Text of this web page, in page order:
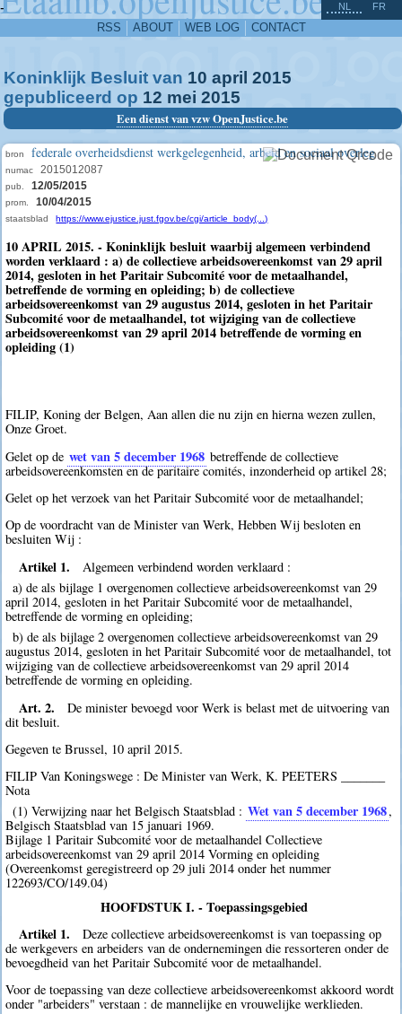
-
RSS ABOUT WEB LOG CONTACT
NL FR
Koninklijk Besluit van 10 april 2015
gepubliceerd op 12 mei 2015
Een dienst van vzw OpenJustice.be
bron federale overheidsdienst werkgelegenheid, arbeid en sociaal overleg
numac 2015012087
pub. 12/05/2015
prom. 10/04/2015
staatsblad https://www.ejustice.just.fgov.be/cgi/article_body(...)
10 APRIL 2015. - Koninklijk besluit waarbij algemeen verbindend
worden verklaard : a) de collectieve arbeidsovereenkomst van 29 april
2014, gesloten in het Paritair Subcomité voor de metaalhandel,
betreffende de vorming en opleiding; b) de collectieve
arbeidsovereenkomst van 29 augustus 2014, gesloten in het Paritair
Subcomité voor de metaalhandel, tot wijziging van de collectieve
arbeidsovereenkomst van 29 april 2014 betreffende de vorming en
opleiding (1)
FILIP, Koning der Belgen, Aan allen die nu zijn en hierna wezen zullen,
Onze Groet.
Gelet op de wet van 5 december 1968 betreffende de collectieve
arbeidsovereenkomsten en de paritaire comités, inzonderheid op artikel 28;
Gelet op het verzoek van het Paritair Subcomité voor de metaalhandel;
Op de voordracht van de Minister van Werk, Hebben Wij besloten en
besluiten Wij :
Artikel 1.
Algemeen verbindend worden verklaard :
a) de als bijlage 1 overgenomen collectieve arbeidsovereenkomst van 29
april 2014, gesloten in het Paritair Subcomité voor de metaalhandel,
betreffende de vorming en opleiding;
b) de als bijlage 2 overgenomen collectieve arbeidsovereenkomst van 29
augustus 2014, gesloten in het Paritair Subcomité voor de metaalhandel, tot
wijziging van de collectieve arbeidsovereenkomst van 29 april 2014
betreffende de vorming en opleiding.
Art. 2.
De minister bevoegd voor Werk is belast met de uitvoering van
dit besluit.
Gegeven te Brussel, 10 april 2015.
FILIP Van Koningswege : De Minister van Werk, K. PEETERS _______
Nota
(1) Verwijzing naar het Belgisch Staatsblad : Wet van 5 december 1968,
Belgisch Staatsblad van 15 januari 1969.
Bijlage 1 Paritair Subcomité voor de metaalhandel Collectieve
arbeidsovereenkomst van 29 april 2014 Vorming en opleiding
(Overeenkomst geregistreerd op 29 juli 2014 onder het nummer
122693/CO/149.04)
HOOFDSTUK I. - Toepassingsgebied
Artikel 1.
Deze collectieve arbeidsovereenkomst is van toepassing op
de werkgevers en arbeiders van de ondernemingen die ressorteren onder de
bevoegdheid van het Paritair Subcomité voor de metaalhandel.
Voor de toepassing van deze collectieve arbeidsovereenkomst akkoord wordt
onder "arbeiders" verstaan : de mannelijke en vrouwelijke werklieden.
^